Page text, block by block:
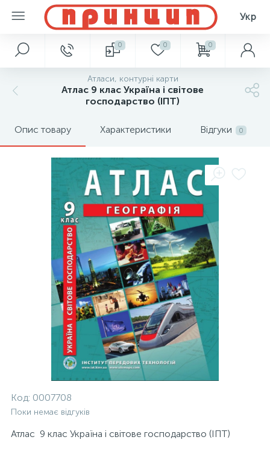
Укр
0 0 0
Атласи, контурні карти
Атлас 9 клас Україна і світове
господарство (ІПТ)
Опис товару Характеристики Відгуки 0
Код: 0007708
Поки немає відгуків
Атлас 9 клас Україна і світове господарство (ІПТ)